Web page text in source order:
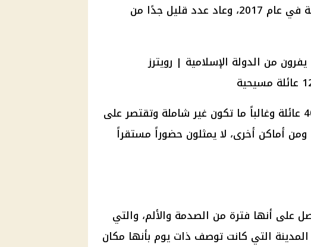
الموصل من تنظيم الدولة الإسلامية في عام 2017، وعاد عدد قليل جدًا من
ويضيف: «نحن نتحدث عن 30 إلى 40 عائلة وغالباً ما تكون غير شاملة وتقتصر على
ومن أماكن أخرى، لا يمثلون حضوراً مستقراً
على أنها فترة من الصدمة والألم، والتي
التي كانت توصف ذات يوم بأنها مكان